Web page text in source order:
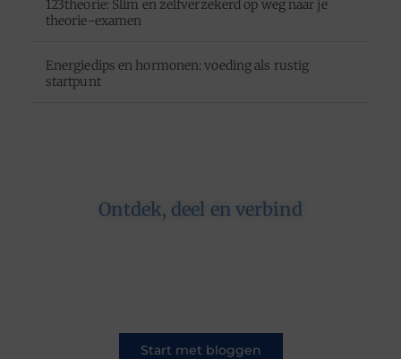
123theorie: Slim en zelfverzekerd op weg naar je
theorie-examen
Energiedips en hormonen: voeding als rustig
startpunt
Ontdek, deel en verbind
Start met bloggen